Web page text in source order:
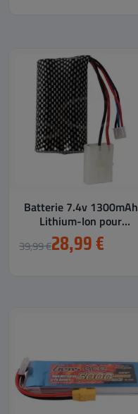
Batterie 7.4v 1300mAh
Lithium-Ion pour
Voitures RC Drift 1/10
39,99 €28,99 €